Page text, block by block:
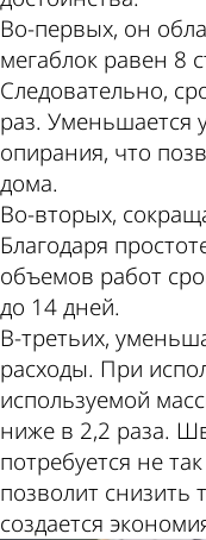
Во-первых, он
мегаблок равен 8
Следовательно,
раз. Уменьшается
опирания, что
дома.
Во-вторых,
Благодаря
объемов работ
до 14 дней.
В-третьих,
расходы. При
используемой
ниже в 2,2 раза.
потребуется не
позволит снизить
создается